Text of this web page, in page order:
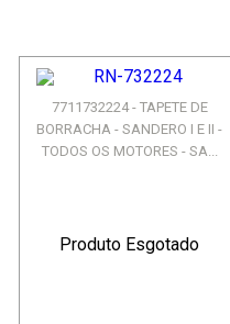
7711732224 - TAPETE DE
BORRACHA - SANDERO I E II -
TODOS OS MOTORES - SA...
Produto Esgotado